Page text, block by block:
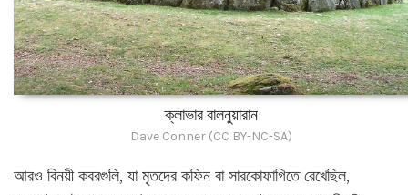
ক্লাভার বালনুয়ারান
Dave Conner (CC BY-NC-SA)
আরও বিনয়ী কবরগুলি, যা মৃতদের কফিন বা সারকোফাগিতে রেখেছিল,